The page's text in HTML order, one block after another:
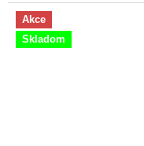
Akce
Skladom